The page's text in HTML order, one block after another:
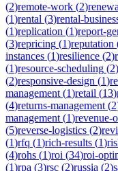
(2)remote-work (2)
(1)rental (3)rental-
(1)replication (1)report-
(3)repricing (1)reputation
instances (1)resilience (2)
(1)resource-scheduling (2)
(2)responsive-design (1)
management (1)retail (13)
(4)returns-management (2
management (1)revenue-
(5)reverse-logistics (2)
(1)rfq (1)rich-results (1)
(4)rohs (1)roi (34)roi-
(1)rpa (3)rsc (2)russia (2)